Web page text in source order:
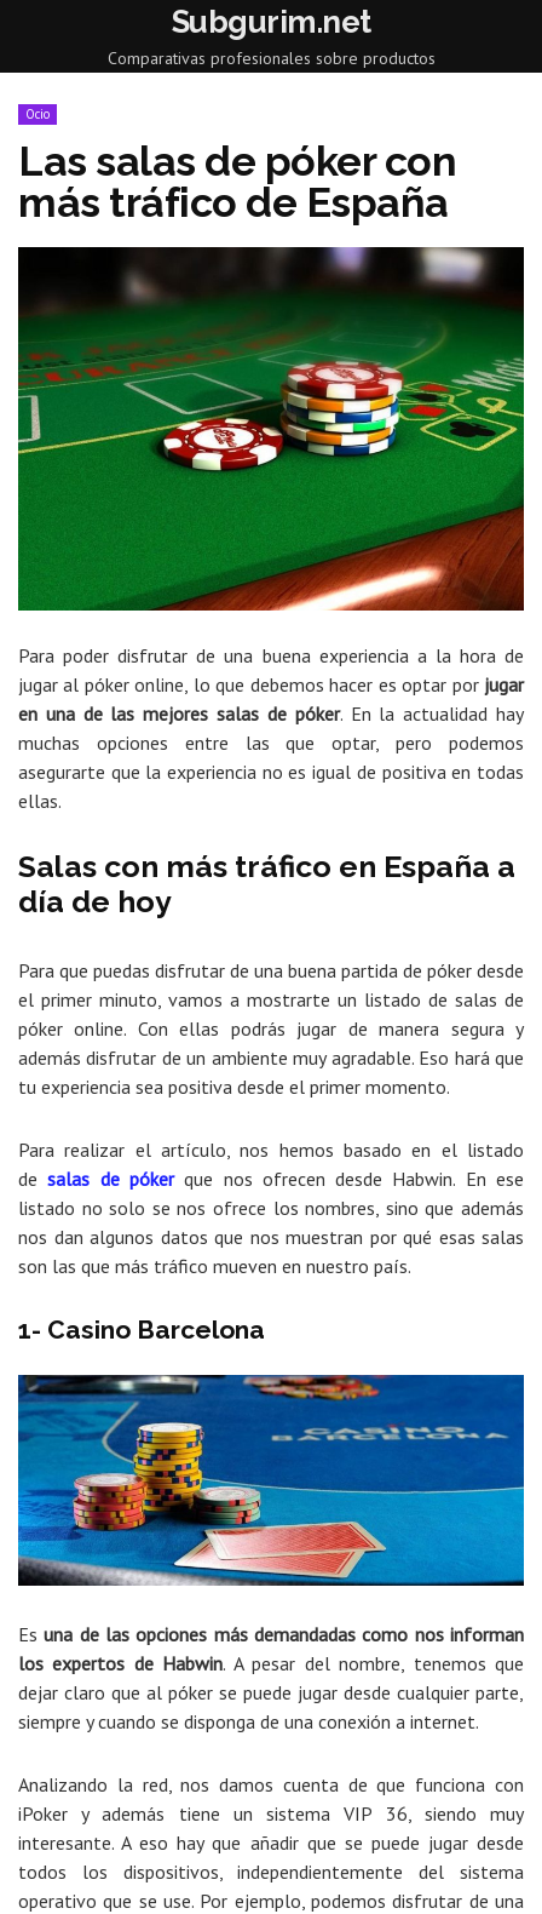
Subgurim.net
Comparativas profesionales sobre productos
Ocio
Las salas de póker con
más tráfico de España
Para poder disfrutar de una buena experiencia a la hora de
jugar al póker online, lo que debemos hacer es optar por jugar
en una de las mejores salas de póker. En la actualidad hay
muchas opciones entre las que optar, pero podemos
asegurarte que la experiencia no es igual de positiva en todas
ellas.
Salas con más tráfico en España a
día de hoy
Para que puedas disfrutar de una buena partida de póker desde
el primer minuto, vamos a mostrarte un listado de salas de
póker online. Con ellas podrás jugar de manera segura y
además disfrutar de un ambiente muy agradable. Eso hará que
tu experiencia sea positiva desde el primer momento.
Para realizar el artículo, nos hemos basado en el listado
desalas de pókerque nos ofrecen desde Habwin. En ese
listado no solo se nos ofrece los nombres, sino que además
nos dan algunos datos que nos muestran por qué esas salas
son las que más tráfico mueven en nuestro país.
1- Casino Barcelona
Esuna de las opciones más demandadas como nos informan
los expertos de Habwin. A pesar del nombre, tenemos que
dejar claro que al póker se puede jugar desde cualquier parte,
siempre y cuando se disponga de una conexión a internet.
Analizando la red, nos damos cuenta de que funciona con
iPoker y además tiene un sistema VIP 36, siendo muy
interesante. A eso hay que añadir que se puede jugar desde
todos los dispositivos, independientemente del sistema
operativo que se use. Por ejemplo, podemos disfrutar de una